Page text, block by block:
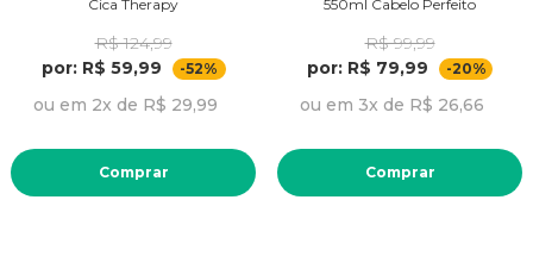
Cica Therapy
R$ 124,99
por: R$ 59,99
-52%
ou em 2x de R$ 29,99
Comprar
550ml Cabelo Perfeito
R$ 99,99
por: R$ 79,99
-20%
ou em 3x de R$ 26,66
Comprar